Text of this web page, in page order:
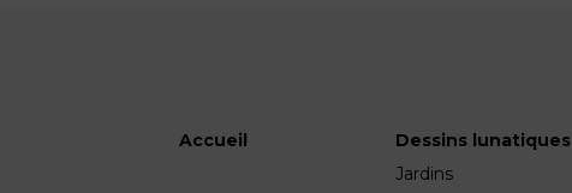
Accueil
Dessins lunatiques
Jardins